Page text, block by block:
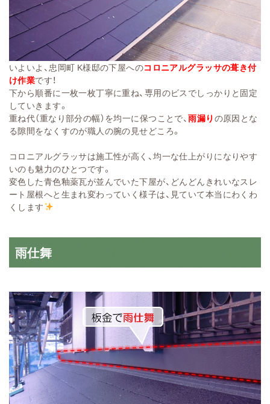
いよいよ、忠岡町 K様邸の下屋へのコロニアルグラッサの葺き付
け作業です！
下から順番に一枚一枚丁寧に重ね、専用のビスでしっかりと固定
していきます。
重ね代（重なり部分の幅）を均一に保つことで、雨漏り の原因とな
る隙間をなくすのが職人の腕の見せどころ。
コロニアルグラッサは施工性が高く、均一な仕上がりになりやす
いのも魅力のひとつです。
変色した青色釉薬瓦が並んでいた下屋が、どんどんきれいなスレ
ート屋根へと生まれ変わっていく様子は、見ていて本当にわくわ
くします
雨仕舞